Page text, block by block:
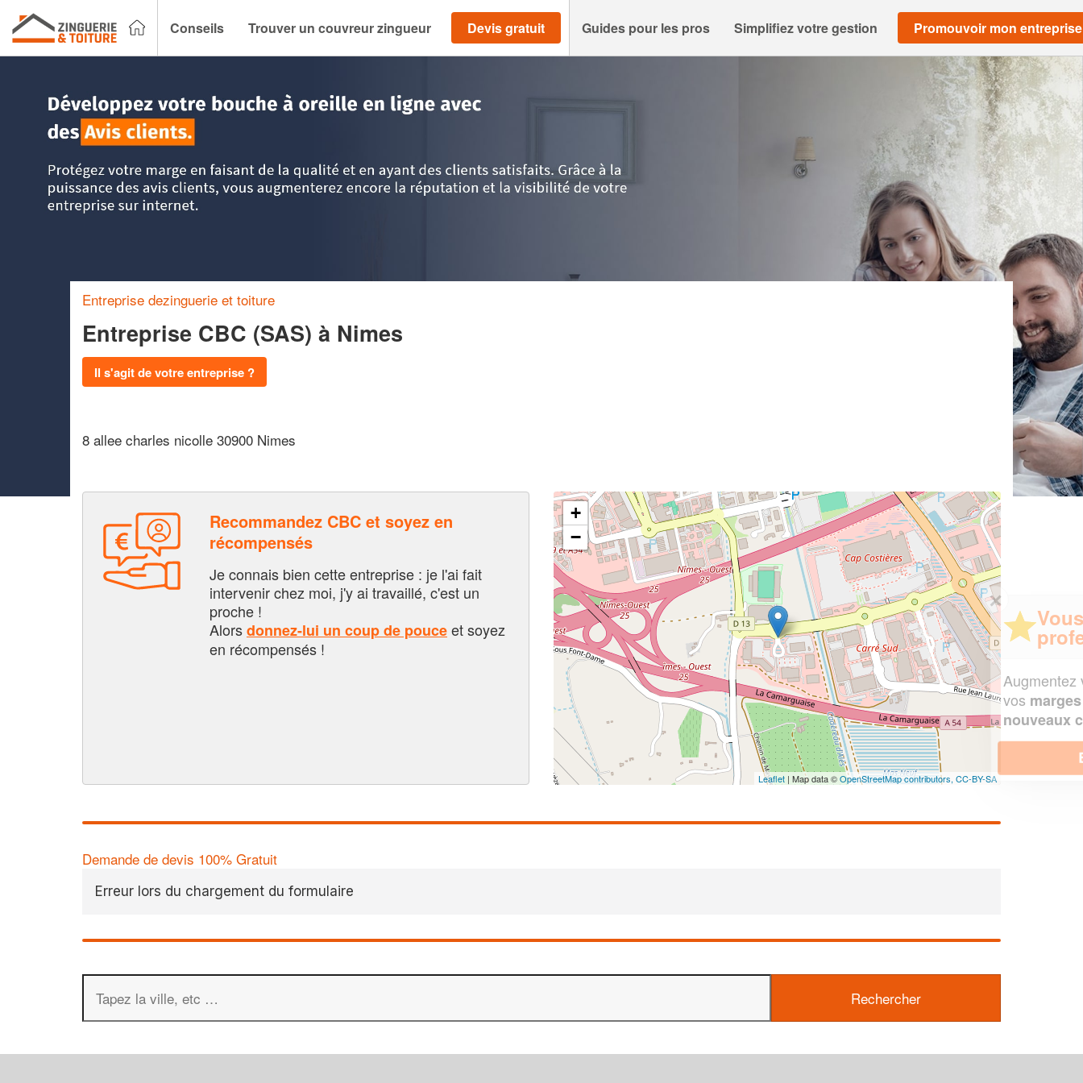
Conseils Trouver un couvreur zingueur Devis gratuit Guides pour les pros Simplifiez votre gestion Promouvoir mon entreprise
Entreprise dezinguerie et toiture
Entreprise CBC (SAS) à Nimes
Il s'agit de votre entreprise ?
8 allee charles nicolle 30900 Nimes
Recommandez CBC et soyez en
récompensés
Je connais bien cette entreprise : je l'ai fait
intervenir chez moi, j'y ai travaillé, c'est un
proche !
Alorsdonnez-lui un coup de pouceet soyez
en récompensés !
+
−
Leaflet | Map data ©OpenStreetMap contributors, CC-BY-SA
Demande de devis 100% Gratuit
Erreur lors du chargement du formulaire
✕
Vous êtes un
professionnel ?
Augmentez votrechiffre d'affaireset
vosmargestout en gagnant de
nouveaux clients!
En savoir plus